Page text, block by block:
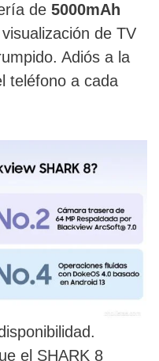
de 5000mAh
de TV
Adiós a la
teléfono a cada
el SHARK 8